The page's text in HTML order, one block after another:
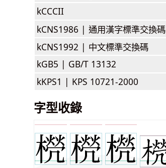
kCCCII
kCNS1986 | 通用漢字標準交換碼
kCNS1992 | 中文標準交換碼
kGB5 | GB/T 13132
kKPS1 | KPS 10721-2000
字型收錄